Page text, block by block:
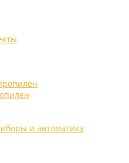
и автоматика